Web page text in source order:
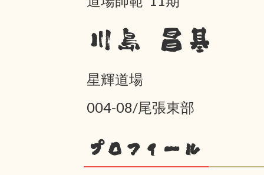
川島 昌基
星輝道場
004-08/尾張東部
プロフィール